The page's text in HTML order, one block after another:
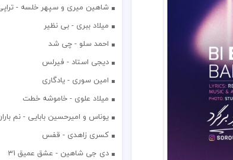
شاهین میری و سپهر خلسه -
میلاد ببری - بی نظیر
احمد سلو - چی شد
دیجی استاد - فیرلس
امین سوری - یادگاری
میلاد علوی - خاموشه خطت
یوناس و امیرحسین بابایی - نم
کسری زاهدی - قفس
دی جی شاهین - عشق عمیق 31